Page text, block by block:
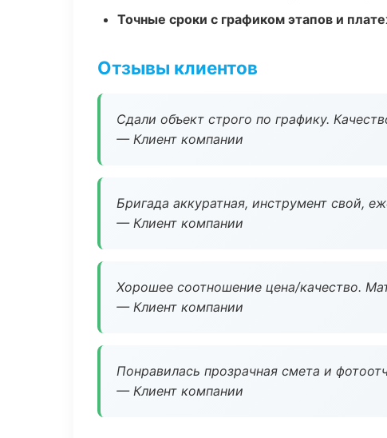
Точные сроки с графиком этапов и
Отзывы клиентов
Сдали объект строго по графику.
— Клиент компании
Бригада аккуратная, инструмент свой,
— Клиент компании
Хорошее соотношение цена/качество.
— Клиент компании
Понравилась прозрачная смета и
— Клиент компании